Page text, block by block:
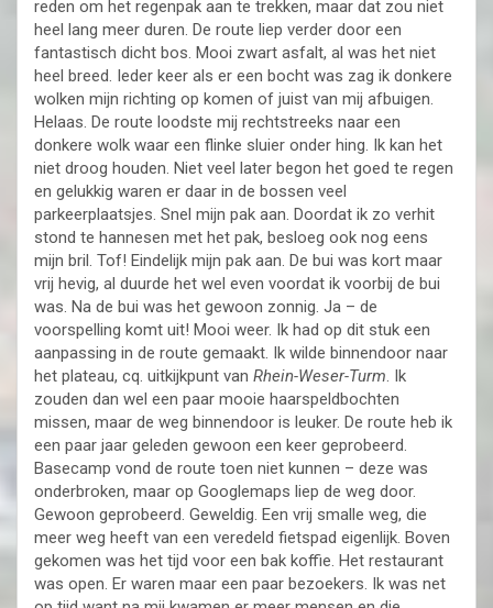
reden om het regenpak aan te trekken, maar dat zou niet
heel lang meer duren. De route liep verder door een
fantastisch dicht bos. Mooi zwart asfalt, al was het niet
heel breed. Ieder keer als er een bocht was zag ik donkere
wolken mijn richting op komen of juist van mij afbuigen.
Helaas. De route loodste mij rechtstreeks naar een
donkere wolk waar een flinke sluier onder hing. Ik kan het
niet droog houden. Niet veel later begon het goed te regen
en gelukkig waren er daar in de bossen veel
parkeerplaatsjes. Snel mijn pak aan. Doordat ik zo verhit
stond te hannesen met het pak, besloeg ook nog eens
mijn bril. Tof! Eindelijk mijn pak aan. De bui was kort maar
vrij hevig, al duurde het wel even voordat ik voorbij de bui
was. Na de bui was het gewoon zonnig. Ja – de
voorspelling komt uit! Mooi weer. Ik had op dit stuk een
aanpassing in de route gemaakt. Ik wilde binnendoor naar
het plateau, cq. uitkijkpunt van Rhein-Weser-Turm. Ik
zouden dan wel een paar mooie haarspeldbochten
missen, maar de weg binnendoor is leuker. De route heb ik
een paar jaar geleden gewoon een keer geprobeerd.
Basecamp vond de route toen niet kunnen – deze was
onderbroken, maar op Googlemaps liep de weg door.
Gewoon geprobeerd. Geweldig. Een vrij smalle weg, die
meer weg heeft van een veredeld fietspad eigenlijk. Boven
gekomen was het tijd voor een bak koffie. Het restaurant
was open. Er waren maar een paar bezoekers. Ik was net